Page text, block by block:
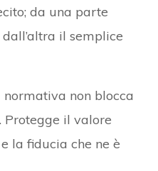
da una parte
il semplice
non blocca
Protegge il valore
la fiducia che ne è